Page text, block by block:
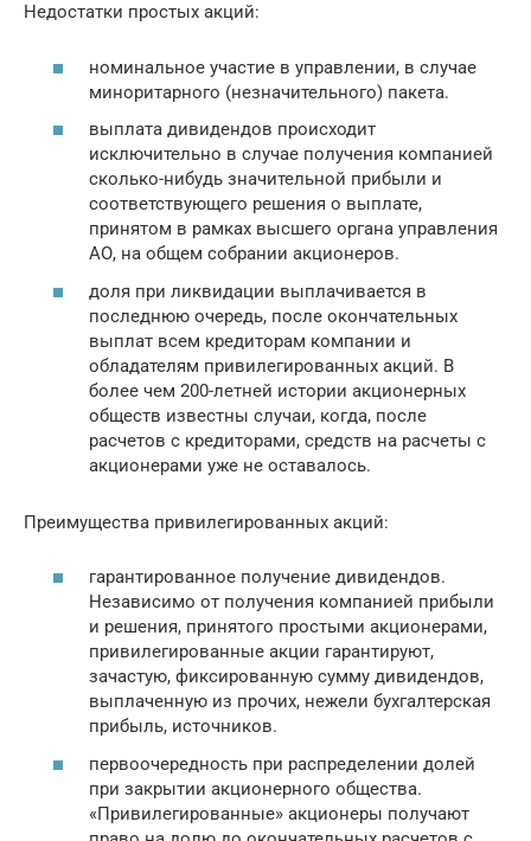
Недостатки простых акций:
номинальное участие в управлении, в случае
миноритарного (незначительного) пакета.
выплата дивидендов происходит
исключительно в случае получения компанией
сколько-нибудь значительной прибыли и
соответствующего решения о выплате,
принятом в рамках высшего органа управления
АО, на общем собрании акционеров.
доля при ликвидации выплачивается в
последнюю очередь, после окончательных
выплат всем кредиторам компании и
обладателям привилегированных акций. В
более чем 200-летней истории акционерных
обществ известны случаи, когда, после
расчетов с кредиторами, средств на расчеты с
акционерами уже не оставалось.
Преимущества привилегированных акций:
гарантированное получение дивидендов.
Независимо от получения компанией прибыли
и решения, принятого простыми акционерами,
привилегированные акции гарантируют,
зачастую, фиксированную сумму дивидендов,
выплаченную из прочих, нежели бухгалтерская
прибыль, источников.
первоочередность при распределении долей
при закрытии акционерного общества.
«Привилегированные» акционеры получают